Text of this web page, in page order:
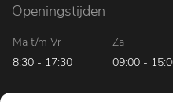
Openingstijden
Ma t/m Vr
8:30 - 17:30
Za
09:00 -